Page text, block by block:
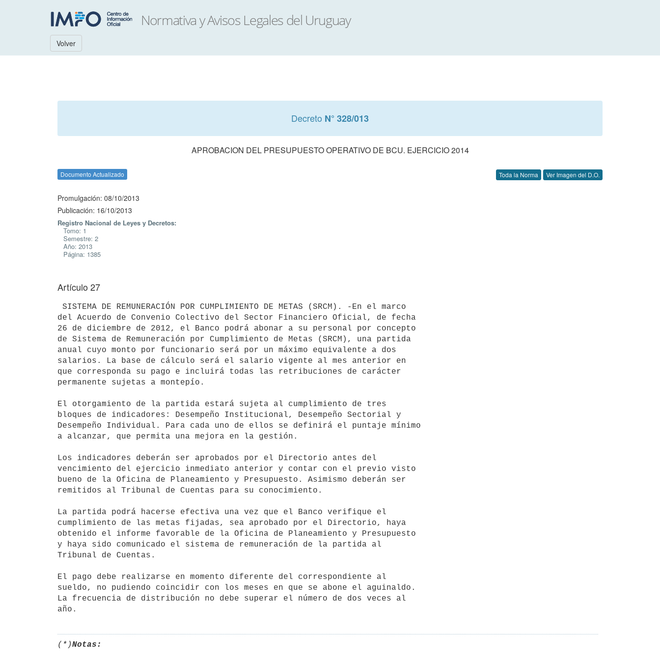
Volver
Decreto N° 328/013
APROBACION DEL PRESUPUESTO OPERATIVO DE BCU. EJERCICIO 2014
Documento Actualizado Toda la Norma Ver Imagen del D.O.
Promulgación: 08/10/2013
Publicación: 16/10/2013
Registro Nacional de Leyes y Decretos:
Tomo: 1
Semestre: 2
Año: 2013
Página: 1385
Artículo 27
del Acuerdo de Convenio Colectivo del Sector Financiero Oficial, de fecha
26 de diciembre de 2012, el Banco podrá abonar a su personal por concepto
de Sistema de Remuneración por Cumplimiento de Metas (SRCM), una partida
anual cuyo monto por funcionario será por un máximo equivalente a dos
salarios. La base de cálculo será el salario vigente al mes anterior en
que corresponda su pago e incluirá todas las retribuciones de carácter
permanente sujetas a montepío.
El otorgamiento de la partida estará sujeta al cumplimiento de tres
bloques de indicadores: Desempeño Institucional, Desempeño Sectorial y
Desempeño Individual. Para cada uno de ellos se definirá el puntaje mínimo
a alcanzar, que permita una mejora en la gestión.
Los indicadores deberán ser aprobados por el Directorio antes del
vencimiento del ejercicio inmediato anterior y contar con el previo visto
bueno de la Oficina de Planeamiento y Presupuesto. Asimismo deberán ser
remitidos al Tribunal de Cuentas para su conocimiento.
La partida podrá hacerse efectiva una vez que el Banco verifique el
cumplimiento de las metas fijadas, sea aprobado por el Directorio, haya
obtenido el informe favorable de la Oficina de Planeamiento y Presupuesto
y haya sido comunicado el sistema de remuneración de la partida al
Tribunal de Cuentas.
El pago debe realizarse en momento diferente del correspondiente al
sueldo, no pudiendo coincidir con los meses en que se abone el aguinaldo.
La frecuencia de distribución no debe superar el número de dos veces al
(*)Notas: